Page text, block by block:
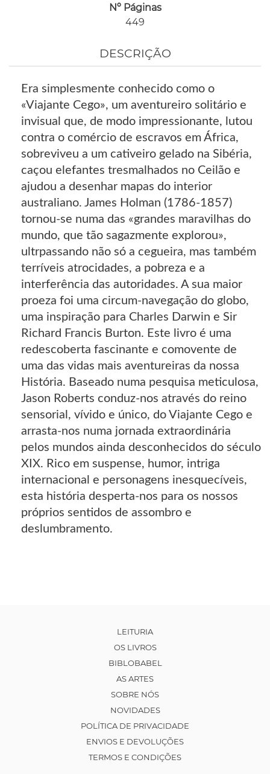
Nº Páginas
449
DESCRIÇÃO
Era simplesmente conhecido como o
«Viajante Cego», um aventureiro solitário e
invisual que, de modo impressionante, lutou
contra o comércio de escravos em África,
sobreviveu a um cativeiro gelado na Sibéria,
caçou elefantes tresmalhados no Ceilão e
ajudou a desenhar mapas do interior
australiano. James Holman (1786-1857)
tornou-se numa das «grandes maravilhas do
mundo, que tão sagazmente explorou»,
ultrpassando não só a cegueira, mas também
terríveis atrocidades, a pobreza e a
interferência das autoridades. A sua maior
proeza foi uma circum-navegação do globo,
uma inspiração para Charles Darwin e Sir
Richard Francis Burton. Este livro é uma
redescoberta fascinante e comovente de
uma das vidas mais aventureiras da nossa
História. Baseado numa pesquisa meticulosa,
Jason Roberts conduz-nos através do reino
sensorial, vívido e único, do Viajante Cego e
arrasta-nos numa jornada extraordinária
pelos mundos ainda desconhecidos do século
XIX. Rico em suspense, humor, intriga
internacional e personagens inesquecíveis,
esta história desperta-nos para os nossos
próprios sentidos de assombro e
deslumbramento.
LEITURIA
OS LIVROS
BIBLOBABEL
AS ARTES
SOBRE NÓS
NOVIDADES
POLÍTICA DE PRIVACIDADE
ENVIOS E DEVOLUÇÕES
TERMOS E CONDIÇÕES